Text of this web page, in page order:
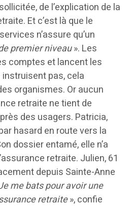
de l’explication de la
Et c’est là que le
n’assure qu’un
premier niveau». Les
comptes et lancent les
pas, cela
organismes. Or aucun
retraite ne tient de
des usagers. Patricia,
hasard en route vers la
dossier entamé, elle n’a
retraite. Julien, 61
depuis Sainte-Anne
me batspour avoir une
retraite», confie